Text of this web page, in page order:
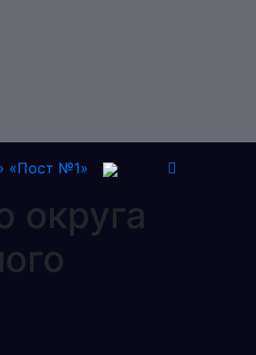
«Пост №1»
округа